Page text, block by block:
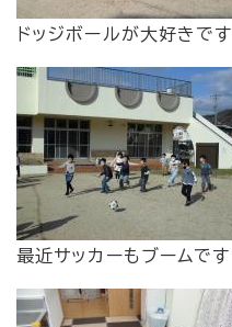
ドッジボールが大好きです
最近サッカーもブームです